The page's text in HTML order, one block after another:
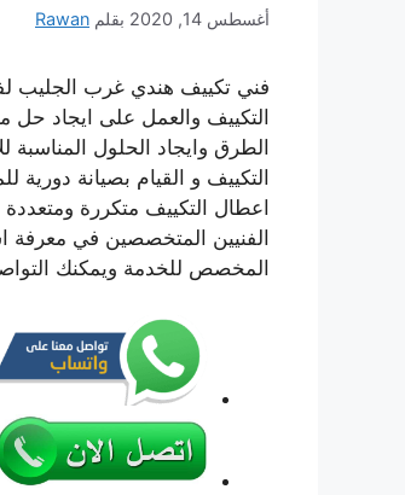
أغسطس 14, 2020 بقلم Rawan
فني تكييف هندي غرب الجليب
التكييف والعمل على ايجاد حل
الطرق وايجاد الحلول
التكييف و القيام بصيانة
اعطال التكييف متكررة
الفنيين المتخصصين في معرفة
المخصص للخدمة ويمكنك